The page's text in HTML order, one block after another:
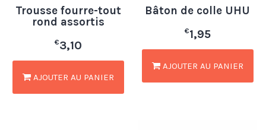
Trousse fourre-tout
rond assortis
€3,10
AJOUTER AU PANIER
Bâton de colle UHU
€1,95
AJOUTER AU PANIER